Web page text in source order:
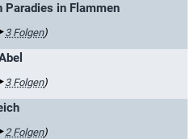
Paradies in Flammen
3 Folgen)
3 Folgen)
2 Folgen)